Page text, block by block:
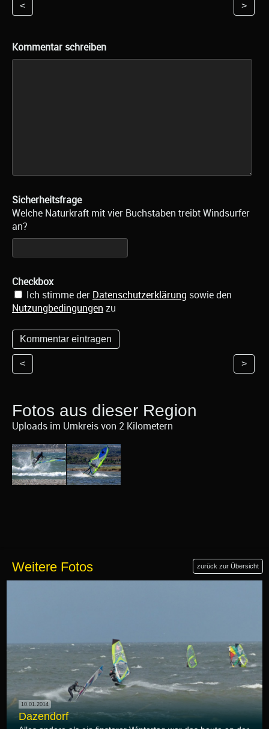
< >
Kommentar schreiben
Sicherheitsfrage
Welche Naturkraft mit vier Buchstaben treibt Windsurfer
an?
Checkbox
Ich stimme der Datenschutzerklärung sowie den
Nutzungbedingungen zu
< >
Fotos aus dieser Region
Uploads im Umkreis von 2 Kilometern
Weitere Fotos zurück zur Übersicht
10.01.2014
Dazendorf